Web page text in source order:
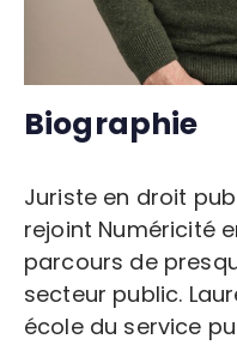
Biographie
Juriste en droit
rejoint Numéricité
parcours de
secteur public.
école du service